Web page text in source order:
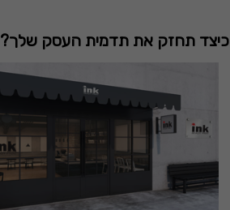
כיצד תחזק את תדמית העסק שלך?